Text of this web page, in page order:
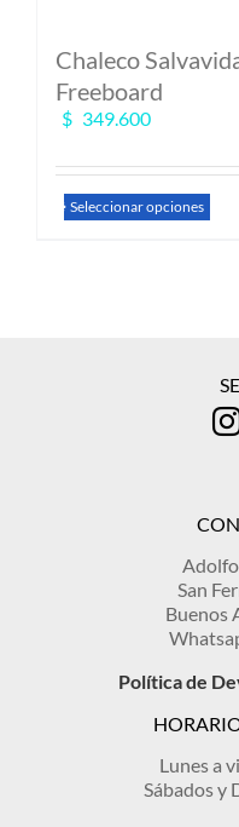
Chaleco
Freeboard
$ 349.600
Seleccionar opciones
se
de
San
Buenos
Política de
Lunes a
Sábados y